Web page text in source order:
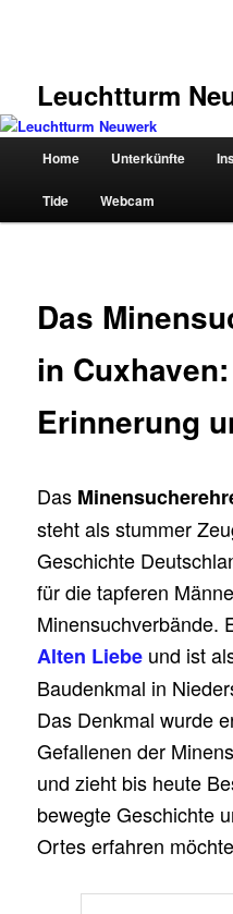
Leuchtturm
Hauptmenü
Home Unterkünfte
Tide Webcam
Das
in
Erinnerung
Das
steht als stummer
Geschichte
für die tapferen
Minensuchverbände.
Alten Liebe und ist
Baudenkmal in
Das Denkmal wurde
Gefallenen der
und zieht bis heute
bewegte Geschichte
Ortes erfahren